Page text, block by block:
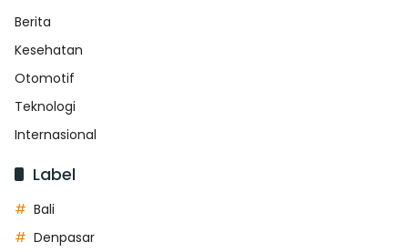
Berita
Kesehatan
Otomotif
Teknologi
Internasional
Label
Bali
Denpasar